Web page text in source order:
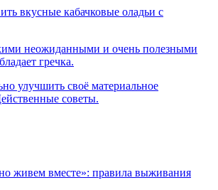
вкусные кабачковые оладьи с
неожиданными и очень полезными
гречка.
улучшить своё материальное
советы.
но живем вместе»: правила выживания